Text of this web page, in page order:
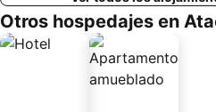
Otros hospedajes en